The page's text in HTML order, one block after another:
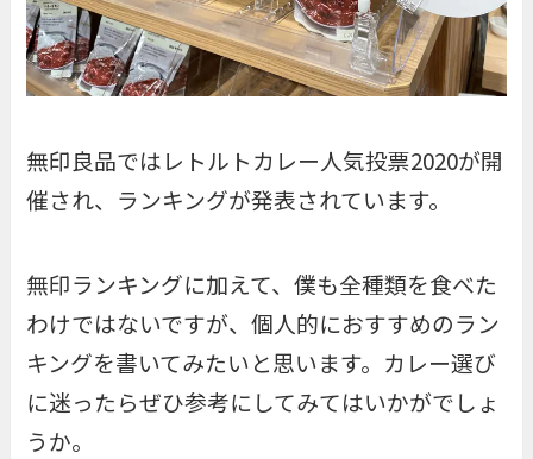
無印良品ではレトルトカレー人気投票2020が開
催され、ランキングが発表されています。
無印ランキングに加えて、僕も全種類を食べた
わけではないですが、個人的におすすめのラン
キングを書いてみたいと思います。カレー選び
に迷ったらぜひ参考にしてみてはいかがでしょ
うか。